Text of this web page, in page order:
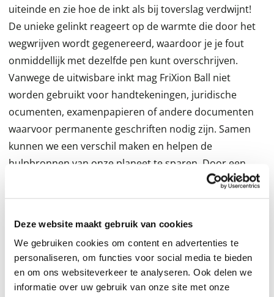
Deze website maakt gebruik van cookies
We gebruiken cookies om content en advertenties te
personaliseren, om functies voor social media te bieden
en om ons websiteverkeer te analyseren. Ook delen we
informatie over uw gebruik van onze site met onze
uiteinde en zie hoe de inkt als bij toverslag verdwijnt!
De unieke gelinkt reageert op de warmte die door het
wegwrijven wordt gegenereerd, waardoor je je fout
onmiddellijk met dezelfde pen kunt overschrijven.
Vanwege de uitwisbare inkt mag FriXion Ball niet
worden gebruikt voor handtekeningen, juridische
ocumenten, examenpapieren of andere documenten
waarvoor permanente geschriften nodig zijn. Samen
kunnen we een verschil maken en helpen de
hulpbronnen van onze planeet te sparen. Door een
FriXion Ball-gelpen te produceren, vermindert Pilot de
CO2-voetafdruk van de pen in vergelijking met dezelfde
Maar daar blijft het niet bij: door de pen minstens 3
keer bij te vullen, compenseert u ook de CO2-uitstoot.
Van de productie tot het einde van de levensduur van
het product wordt geschat dat de aankoop van deze